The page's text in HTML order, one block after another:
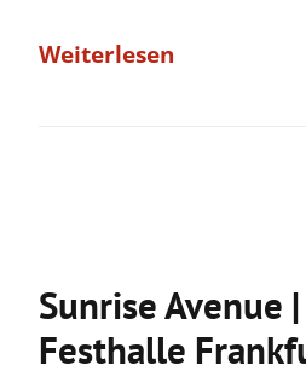
Weiterlesen
Sunrise Avenue
Festhalle